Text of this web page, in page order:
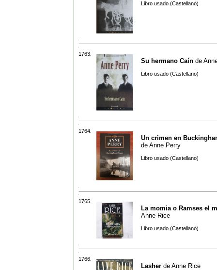
Libro usado (Castellano)
1763.
Su hermano Caín de
Libro usado (Castellano)
1764.
Un crimen en
de Anne Perry
Libro usado (Castellano)
1765.
La momia o Ramses el
Anne Rice
Libro usado (Castellano)
1766.
Lasher de Anne Rice